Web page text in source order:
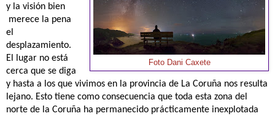
Foto Dani Caxete
y la visión bien
merece la pena
el
desplazamiento.
El lugar no está
cerca que se diga
y hasta a los que vivimos en la provincia de La Coruña nos resulta
lejano. Esto tiene como consecuencia que toda esta zona del
norte de la Coruña ha permanecido prácticamente inexplotada